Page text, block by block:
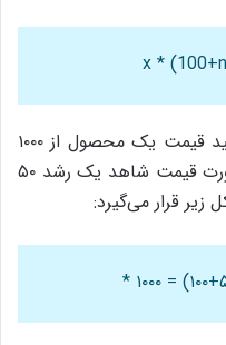
x *
برای درک بهتر این فرمول، فرض کنید قیمت یک محصول از ۱۰۰۰
دلار به ۱۵۰۰ دلار می‌رسد. در این صورت قیمت شاهد یک رشد ۵۰
قرار می‌گیرد: